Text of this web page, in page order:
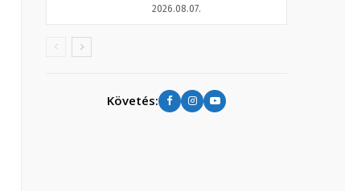
2026.08.07.
Követés: